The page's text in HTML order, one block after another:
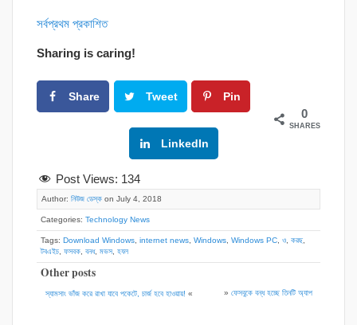
সর্বপ্রথম প্রকাশিত
Sharing is caring!
Share Tweet Pin
LinkedIn
0
SHARES
Post Views: 134
Author: নিউজ ডেস্ক on July 4, 2018
Categories: Technology News
Tags: Download Windows, internet news, Windows, Windows PC, ও, করছ,
টবএইচ, ফসবক, বনধ, মভস, হযল
Other posts
স্যামসাং ভাঁজ করে রাখা যাবে পকেটে, চার্জ হবে হাওয়ায়! « » ফেসবুকে বন্ধ হচ্ছে তিনটি অ্যাপ